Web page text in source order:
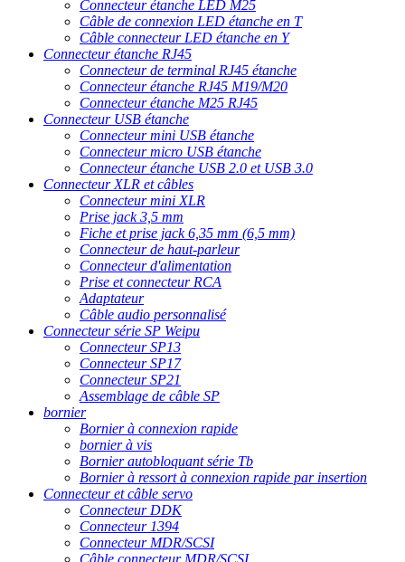
Connecteur étanche LED M25
Câble de connexion LED étanche en T
Câble connecteur LED étanche en Y
Connecteur étanche RJ45
Connecteur de terminal RJ45 étanche
Connecteur étanche RJ45 M19/M20
Connecteur étanche M25 RJ45
Connecteur USB étanche
Connecteur mini USB étanche
Connecteur micro USB étanche
Connecteur étanche USB 2.0 et USB 3.0
Connecteur XLR et câbles
Connecteur mini XLR
Prise jack 3,5 mm
Fiche et prise jack 6,35 mm (6,5 mm)
Connecteur de haut-parleur
Connecteur d'alimentation
Prise et connecteur RCA
Adaptateur
Câble audio personnalisé
Connecteur série SP Weipu
Connecteur SP13
Connecteur SP17
Connecteur SP21
Assemblage de câble SP
bornier
Bornier à connexion rapide
bornier à vis
Bornier autobloquant série Tb
Bornier à ressort à connexion rapide par insertion
Connecteur et câble servo
Connecteur DDK
Connecteur 1394
Connecteur MDR/SCSI
Câble connecteur MDR/SCSI